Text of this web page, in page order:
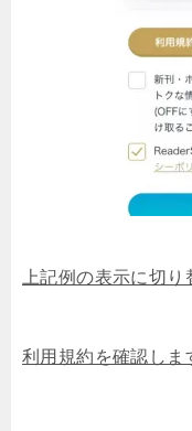
上記例の表示に切り
利用規約を確認しま